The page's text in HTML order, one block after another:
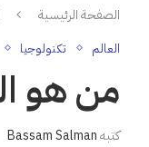
الصفحة الرئيسية
العالم تكنولوجيا
من هو
كتبهBassam Salman